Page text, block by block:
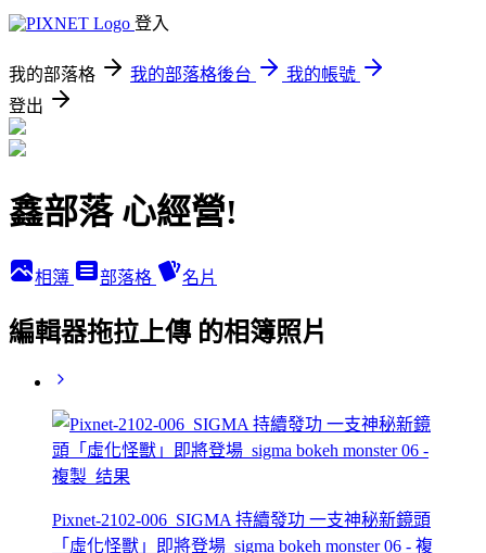
登入
我的部落格 我的部落格後台
我的帳號
登出
鑫部落 心經營!
相簿 部落格 名片
編輯器拖拉上傳 的相簿照片
Pixnet-2102-006_SIGMA 持續發功 一支神秘新鏡頭
「虛化怪獸」即將登場_sigma bokeh monster 06 - 複